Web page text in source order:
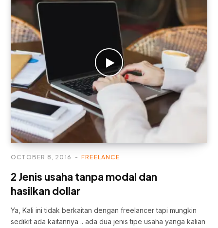
FREELANCE
OCTOBER 8, 2016
2 Jenis usaha tanpa modal dan
hasilkan dollar
Ya, Kali ini tidak berkaitan dengan freelancer tapi mungkin
sedikit ada kaitannya .. ada dua jenis tipe usaha yanga kalian